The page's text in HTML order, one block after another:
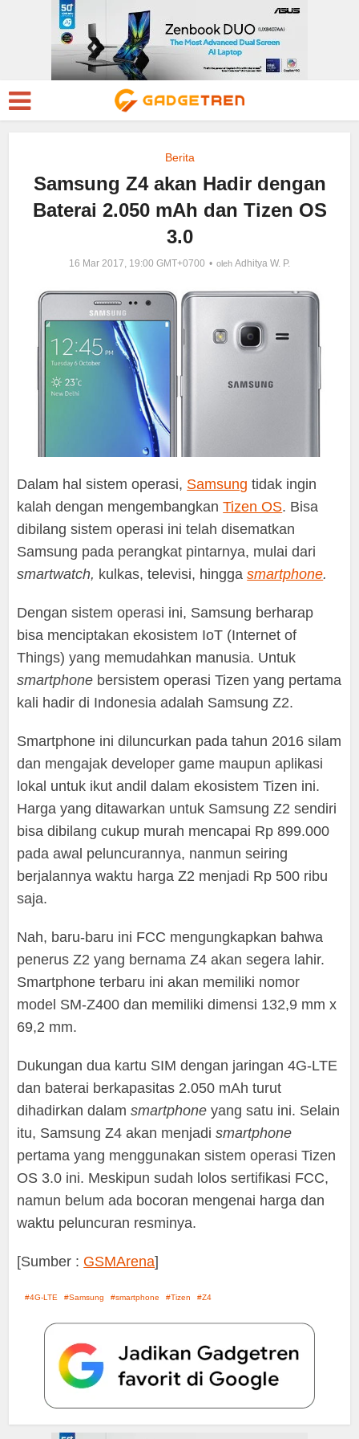
Berita
Samsung Z4 akan Hadir dengan
Baterai 2.050 mAh dan Tizen OS
3.0
16 Mar 2017, 19:00 GMT+0700 oleh Adhitya W. P.
Dalam hal sistem operasi, Samsung tidak ingin
kalah dengan mengembangkanTizen OS. Bisa
dibilang sistem operasi ini telah disematkan
Samsung pada perangkat pintarnya, mulai dari
smartwatch, kulkas, televisi, hinggasmartphone.
Dengan sistem operasi ini, Samsung berharap
bisa menciptakan ekosistem IoT (Internet of
Things) yang memudahkan manusia. Untuk
smartphone bersistem operasi Tizen yang pertama
kali hadir di Indonesia adalah Samsung Z2.
Smartphone ini diluncurkan pada tahun 2016 silam
dan mengajak developer game maupun aplikasi
lokal untuk ikut andil dalam ekosistem Tizen ini.
Harga yang ditawarkan untuk Samsung Z2 sendiri
bisa dibilang cukup murah mencapai Rp 899.000
pada awal peluncurannya, nanmun seiring
berjalannya waktu harga Z2 menjadi Rp 500 ribu
saja.
Nah, baru-baru ini FCC mengungkapkan bahwa
penerus Z2 yang bernama Z4 akan segera lahir.
Smartphone terbaru ini akan memiliki nomor
model SM-Z400 dan memiliki dimensi 132,9 mm x
69,2 mm.
Dukungan dua kartu SIM dengan jaringan 4G-LTE
dan baterai berkapasitas 2.050 mAh turut
dihadirkan dalamsmartphone yang satu ini. Selain
itu, Samsung Z4 akan menjadismartphone
pertama yang menggunakan sistem operasi Tizen
OS 3.0 ini. Meskipun sudah lolos sertifikasi FCC,
namun belum ada bocoran mengenai harga dan
waktu peluncuran resminya.
[Sumber : GSMArena]
4G-LTE Samsung smartphone Tizen Z4